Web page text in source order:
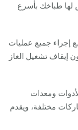
لها طباخك بأسرع
إجراء جميع عمليات
إيقاف تشغيل الغاز
ومعدات
مختلفة، ويقدم